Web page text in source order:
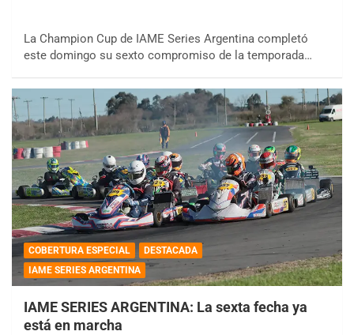
La Champion Cup de IAME Series Argentina completó
este domingo su sexto compromiso de la temporada…
COBERTURA ESPECIAL
DESTACADA
IAME SERIES ARGENTINA
IAME SERIES ARGENTINA: La sexta fecha ya
está en marcha